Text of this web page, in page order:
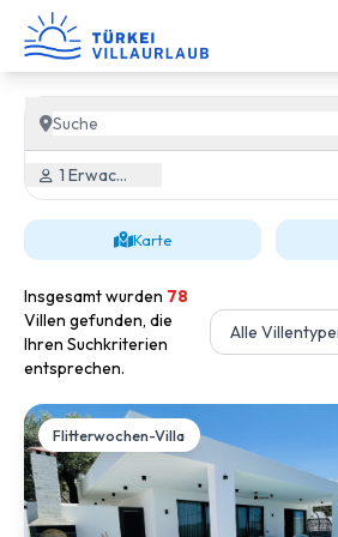
1 Erwachsener, 0 Kind
Karte
Insgesamt wurden 78
Villen gefunden, die
Ihren Suchkriterien
entsprechen.
Flitterwochen-Villa